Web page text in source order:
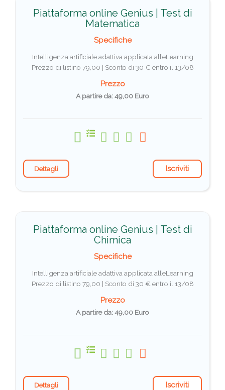
Piattaforma online Genius | Test di
Matematica
Specifiche
Intelligenza artificiale adattiva applicata all’eLearning
Prezzo di listino 79,00 | Sconto di 30 € entro il 13/08
Prezzo
A partire da: 49,00 Euro
Dettagli Iscriviti
Piattaforma online Genius | Test di
Chimica
Specifiche
Intelligenza artificiale adattiva applicata all’eLearning
Prezzo di listino 79,00 | Sconto di 30 € entro il 13/08
Prezzo
A partire da: 49,00 Euro
Dettagli Iscriviti